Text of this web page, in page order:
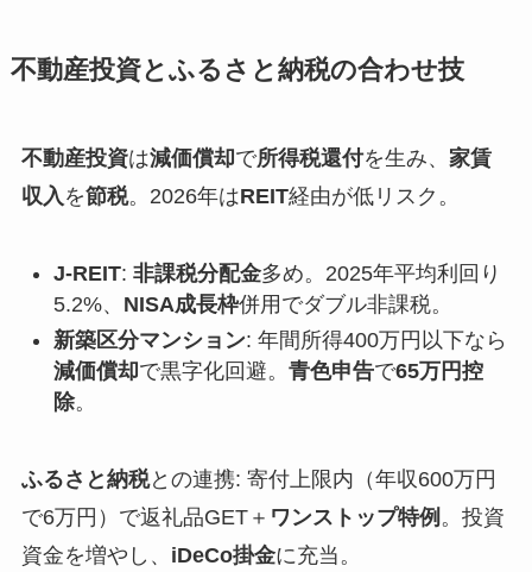
不動産投資とふるさと納税の合わせ技
不動産投資は減価償却で所得税還付を生み、 家賃
収入 を節税。2026年はREIT経由が低リスク。
J-REIT: 非課税分配金多め。2025年平均利回り
5.2%、 NISA成長枠併用でダブル非課税。
新築区分マンション: 年間所得400万円以下なら
減価償却で黒字化回避。 青色申告で65万円控
除。
ふるさと納税との連携: 寄付上限内（年収600万円
で6万円）で返礼品GET＋ ワンストップ特例 。投資
資金を増やし、 iDeCo掛金に充当。